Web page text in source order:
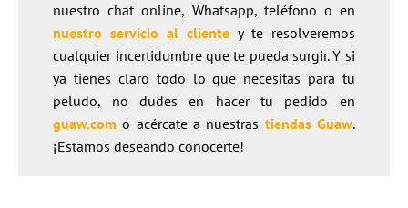
nuestro chat online, Whatsapp, teléfono o en
nuestro servicio al cliente y te resolveremos
cualquier incertidumbre que te pueda surgir. Y si
ya tienes claro todo lo que necesitas para tu
peludo, no dudes en hacer tu pedido en
guaw.com o acércate a nuestras tiendas Guaw.
¡Estamos deseando conocerte!